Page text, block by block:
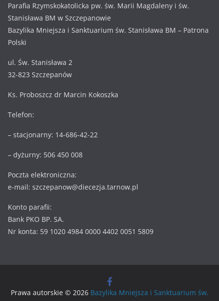
Parafia Rzymskokatolicka pw. św. Marii Magdaleny i św.
Stanisława BM w Szczepanowie
Bazylika Mniejsza i Sanktuarium św. Stanisława BM – Patrona
Polski
ul. Św. Stanisława 2
32-823 Szczepanów
Ks. Proboszcz dr Marcin Kokoszka
Telefon:
– stacjonarny: 14-686-42-22
– dyżurny: 506 450 008
Poczta elektroniczna:
e-mail: szczepanow@diecezja.tarnow.pl
Konto parafii:
Bank PKO BP. SA.
Nr konta: 59 1020 4984 0000 4402 0051 5809
Prawa autorskie © 2026 Bazylika Mniejsza i Sanktuarium św.